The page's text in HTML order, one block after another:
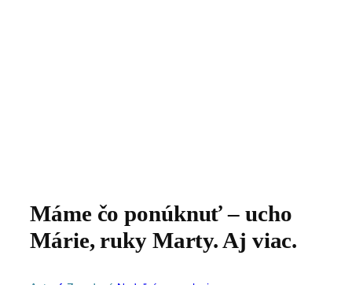
Máme čo ponúknuť – ucho
Márie, ruky Marty. Aj viac.